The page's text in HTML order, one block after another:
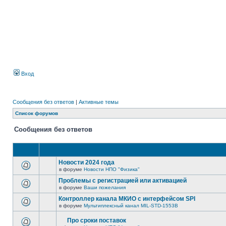
Вход
Сообщения без ответов | Активные темы
Список форумов
Сообщения без ответов
Новости 2024 года
в форуме Новости НПО "Физика"
Проблемы с регистрацией или активацией
в форуме Ваши пожелания
Контроллер канала МКИО с интерфейсом SPI
в форуме Мультиплексный канал MIL-STD-1553B
Про сроки поставок